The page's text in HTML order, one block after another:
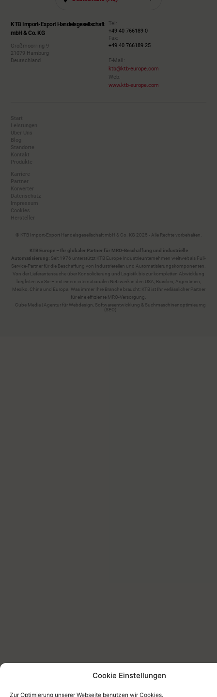
Cookie Einstellungen
Zur Optimierung unserer Webseite benutzen wir Cookies.
KTB Import-Export Handelsgesellschaft
mbH & Co. KG
Großmoorring 9
21079 Hamburg
Deutschland
Tel:
+49 40 766189 0
Fax:
+49 40 766189 25
E-Mail:
ktb@ktb-europe.com
Web:
www.ktb-europe.com
Start
Leistungen
Über Uns
Blog
Standorte
Kontakt
Produkte
Karriere
Partner
Konverter
Datenschutz
Impressum
Cookies
Hersteller
© KTB Import-Export Handelsgesellschaft mbH & Co. KG 2025 - Alle Rechte vorbehalten.
KTB Europe – Ihr globaler Partner für MRO-Beschaffung und industrielle
Automatisierung: Seit 1976 unterstützt KTB Europe Industrieunternehmen weltweit als Full-
Service-Partner für die Beschaffung von Industrieteilen und Automatisierungskomponenten.
Von der Lieferantensuche über Konsolidierung und Logistik bis zur kompletten Abwicklung
begleiten wir Sie – mit einem internationalen Netzwerk in den USA, Brasilien, Argentinien,
Mexiko, China und Europa. Was immer Ihre Branche braucht: KTB ist Ihr verlässlicher Partner
für eine effiziente MRO-Versorgung.
Cube Media | Agentur für Webdesign, Softwareentwicklung & Suchmaschinenoptimieurng
(SEO)